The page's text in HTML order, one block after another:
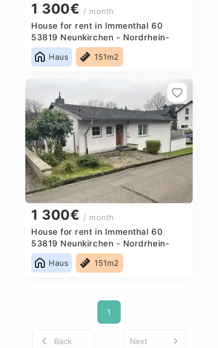
1 300€ / month
House for rent in Immenthal 60
53819 Neunkirchen - Nordrhein-
Westfalen, Germany
Haus
151m2
1 300€ / month
House for rent in Immenthal 60
53819 Neunkirchen - Nordrhein-
Westfalen, Germany
Haus
151m2
1
Back Next